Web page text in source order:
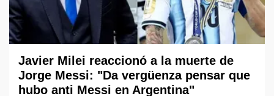
Javier Milei reaccionó a la muerte de
Jorge Messi: "Da vergüenza pensar que
hubo anti Messi en Argentina"